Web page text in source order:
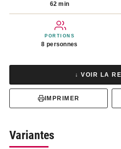
62 min
PORTIONS
8 personnes
↓ VOIR LA
IMPRIMER
Variantes